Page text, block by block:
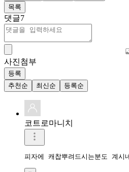
목록
댓글7
사진첨부
등록
추천순
최신순 등록순
코트로마니치
피자에 캐찹뿌려드시는분도 계